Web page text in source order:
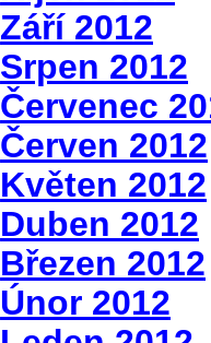
Září 2012
Srpen 2012
Červenec
Červen 2012
Květen 2012
Duben 2012
Březen 2012
Únor 2012